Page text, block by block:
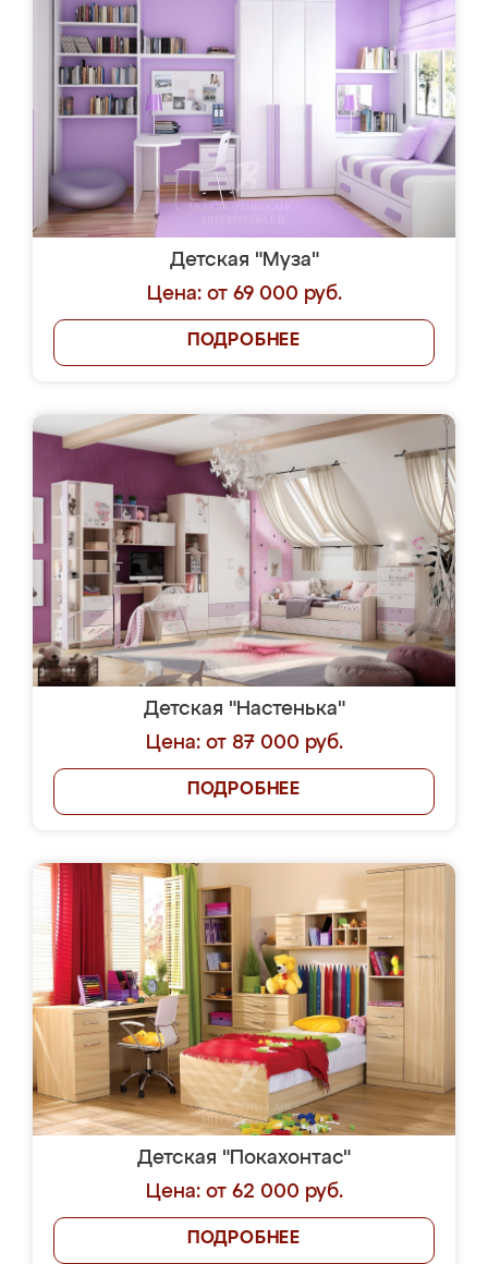
Детская "Муза"
Цена: от 69 000 руб.
ПОДРОБНЕЕ
Детская "Настенька"
Цена: от 87 000 руб.
ПОДРОБНЕЕ
Детская "Покахонтас"
Цена: от 62 000 руб.
ПОДРОБНЕЕ